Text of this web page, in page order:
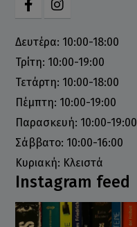
Δευτέρα: 10:00-18:00
Τρίτη: 10:00-19:00
Τετάρτη: 10:00-18:00
Πέμπτη: 10:00-19:00
Παρασκευή: 10:00-19:00
Σάββατο: 10:00-16:00
Κυριακή: Κλειστά
Instagram feed